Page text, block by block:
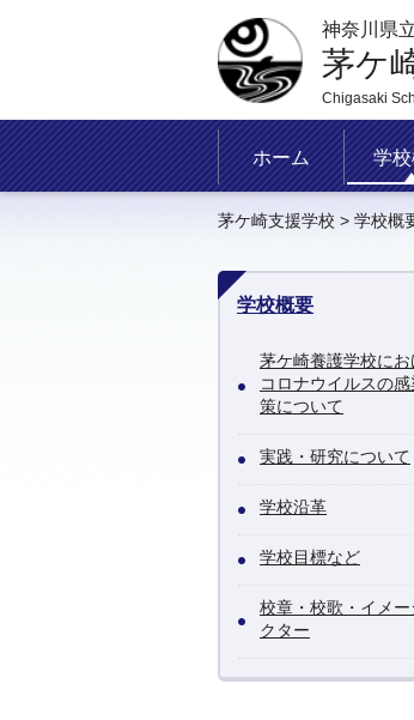
神奈川県
茅ケ
Chigasaki
ホーム 学
茅ケ崎支援学校 > 学校概
学校概要
茅ケ崎養護学校にお
コロナウイルスの
策について
実践・研究について
学校沿革
学校目標など
校章・校歌・イメー
クター